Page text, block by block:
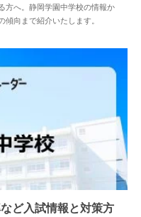
2024.04.02
方へ。静岡学園中学校の情報か
傾向まで紹介いたします。
ど入試情報と対策方